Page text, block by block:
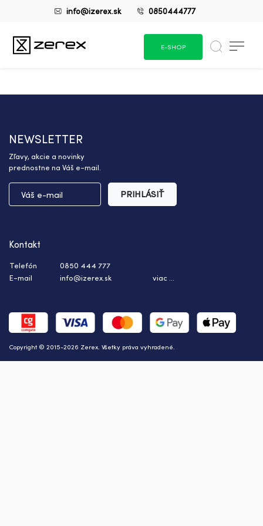
info@izerex.sk 0850444777
E-SHOP
NEWSLETTER
Zľavy, akcie a novinky
prednostne na Váš e-mail.
PRIHLÁSIŤ
Copyright © 2015-2026 Zerex. Všetky práva vyhradené.
Kontakt
Telefón
0850 444 777
E-mail
info@izerex.sk viac ...